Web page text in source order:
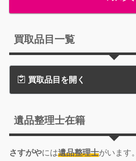
買取品目一覧
買取品目を開く
遺品整理士在籍
さすがやには遺品整理士がいます。